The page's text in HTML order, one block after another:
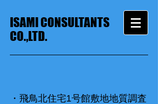
ISAMI CONSULTANTS
CO.,LTD.
・飛鳥北住宅1号館敷地地質調査